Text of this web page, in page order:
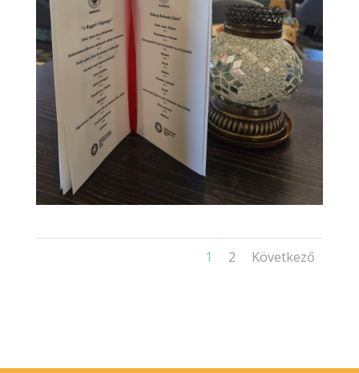
1 2 Következő